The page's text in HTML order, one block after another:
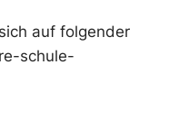
auf folgender
schule-